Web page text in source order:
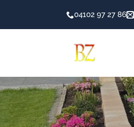
04102 97 27 86